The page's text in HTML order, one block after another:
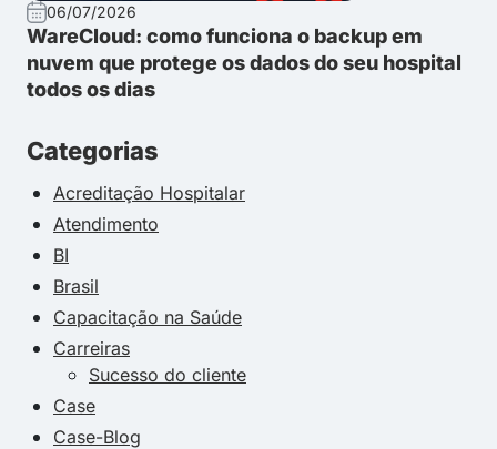
06/07/2026
WareCloud: como funciona o backup em
nuvem que protege os dados do seu hospital
todos os dias
Categorias
Acreditação Hospitalar
Atendimento
BI
Brasil
Capacitação na Saúde
Carreiras
Sucesso do cliente
Case
Case-Blog